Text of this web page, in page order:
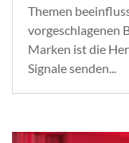
Themen
vorgeschlagenen
Marken ist die
Signale senden...